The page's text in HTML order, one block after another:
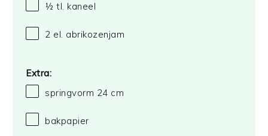
½ tl. kaneel
2 el. abrikozenjam
Extra:
springvorm 24 cm
bakpapier